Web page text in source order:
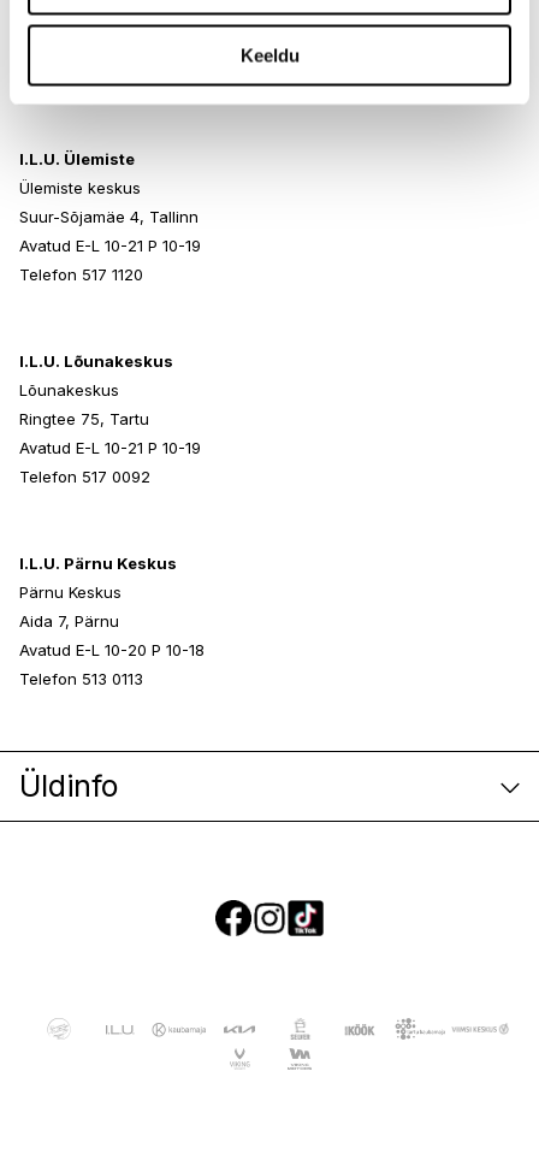
Keeldu
Paldiski mnt 102, Tallinn
I.L.U. Ülemiste
Ülemiste keskus
Suur-Sõjamäe 4, Tallinn
Avatud E-L 10-21 P 10-19
Telefon 517 1120
I.L.U. Lõunakeskus
Lõunakeskus
Ringtee 75, Tartu
Avatud E-L 10-21 P 10-19
Telefon 517 0092
I.L.U. Pärnu Keskus
Pärnu Keskus
Aida 7, Pärnu
Avatud E-L 10-20 P 10-18
Telefon 513 0113
Üldinfo